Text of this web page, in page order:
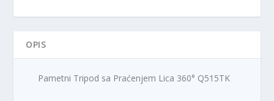
OPIS
Pametni Tripod sa Praćenjem Lica 360° Q515TK